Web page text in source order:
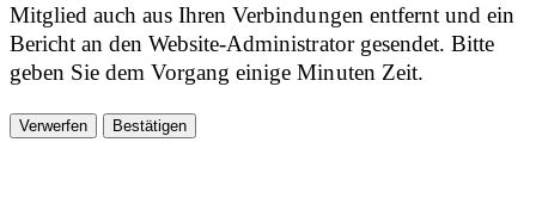
Mitglied auch aus Ihren Verbindungen entfernt und ein
Bericht an den Website-Administrator gesendet. Bitte
geben Sie dem Vorgang einige Minuten Zeit.
Bestätigen